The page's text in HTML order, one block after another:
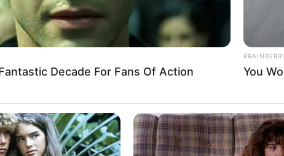
ะจำวันของท่าน คือ ไพ่ช่วยเหลือ
Decade For Fans Of Action
You